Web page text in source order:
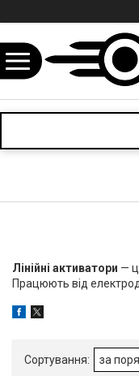
Лінійні активатори —
Працюють від